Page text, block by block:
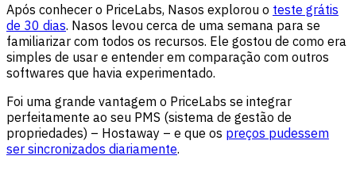
Após conhecer o PriceLabs, Nasos explorou o teste grátis
de 30 dias. Nasos levou cerca de uma semana para se
familiarizar com todos os recursos. Ele gostou de como era
simples de usar e entender em comparação com outros
softwares que havia experimentado.
Foi uma grande vantagem o PriceLabs se integrar
perfeitamente ao seu PMS (sistema de gestão de
propriedades) – Hostaway – e que os preços pudessem
ser sincronizados diariamente.